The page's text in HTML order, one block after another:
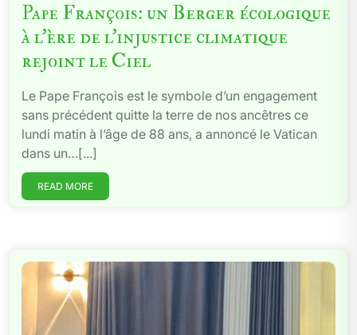
Pape François: un Berger écologique
à l’ère de l’injustice climatique
rejoint le Ciel
Le Pape François est le symbole d’un engagement
sans précédent quitte la terre de nos ancêtres ce
lundi matin à l’âge de 88 ans, a annoncé le Vatican
dans un…[...]
READ MORE